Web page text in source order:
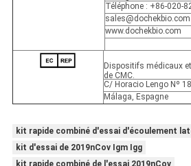
Téléphone : +86-020-
sales@dochekbio.com
www.dochekbio.com
Dispositifs médicaux et
de CMC.
C/ Horacio Lengo Nº
Málaga, Espagne
kit rapide combiné d'essai d'écoulement
kit d'essai de 2019nCov Igm Igg
kit rapide combiné de l'essai 2019nCov